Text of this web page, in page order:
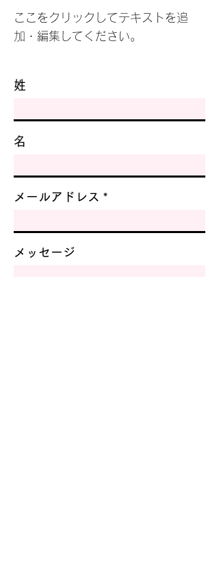
ここをクリックしてテキストを追
加・編集してください。
姓
名
メールアドレス
メッセージ